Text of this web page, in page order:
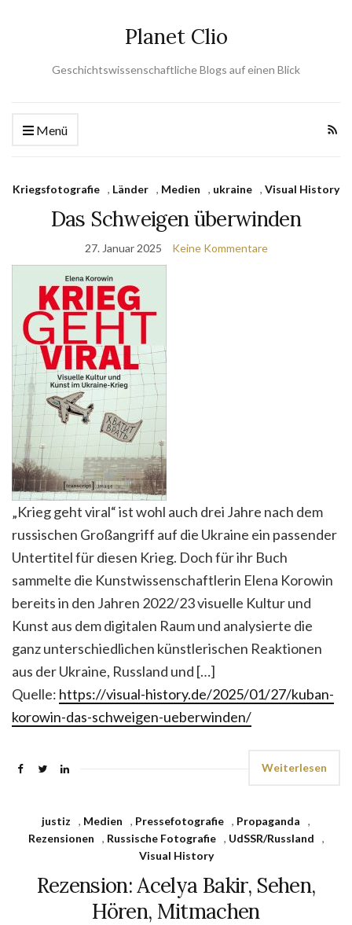
Planet Clio
Geschichtswissenschaftliche Blogs auf einen Blick
Menü
Kriegsfotografie , Länder , Medien , ukraine , Visual History
Das Schweigen überwinden
27. Januar 2025 Keine Kommentare
„Krieg geht viral“ ist wohl auch drei Jahre nach dem
russischen Großangriff auf die Ukraine ein passender
Untertitel für diesen Krieg. Doch für ihr Buch
sammelte die Kunstwissenschaftlerin Elena Korowin
bereits in den Jahren 2022/23 visuelle Kultur und
Kunst aus dem digitalen Raum und analysierte die
ganz unterschiedlichen künstlerischen Reaktionen
aus der Ukraine, Russland und […]
Quelle: https://visual-history.de/2025/01/27/kuban-
korowin-das-schweigen-ueberwinden/
Weiterlesen
justiz , Medien , Pressefotografie , Propaganda
,
Rezensionen
, Russische Fotografie , UdSSR/Russland
,
Visual History
Rezension: Acelya Bakir, Sehen,
Hören, Mitmachen